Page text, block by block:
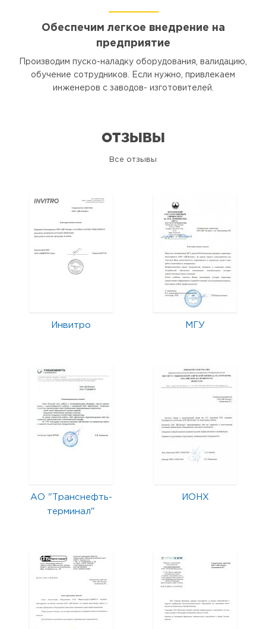
Обеспечим легкое внедрение на
предприятие
Производим пуско-наладку оборудования, валидацию,
обучение сотрудников. Если нужно, привлекаем
инженеров с заводов- изготовителей.
ОТЗЫВЫ
Все отзывы
Инвитро МГУ
АО "Транснефть-
терминал"
ИОНХ